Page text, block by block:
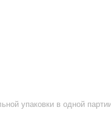
упаковки в одной